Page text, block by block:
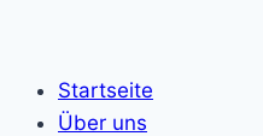
Startseite
Über uns